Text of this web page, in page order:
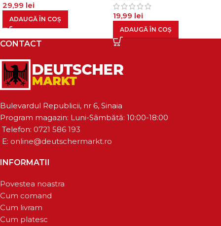
29,99 lei
ADAUGĂ ÎN COȘ 19,99 lei
ADAUGĂ ÎN COȘ
CONTACT
Bulevardul Republicii, nr 6, Sinaia
Program magazin: Luni-Sâmbătă: 10:00-18:00
Telefon: 0721 586 193
E: online@deutschermarkt.ro
INFORMATII
Povestea noastra
Cum comand
Cum livram
Cum platesc